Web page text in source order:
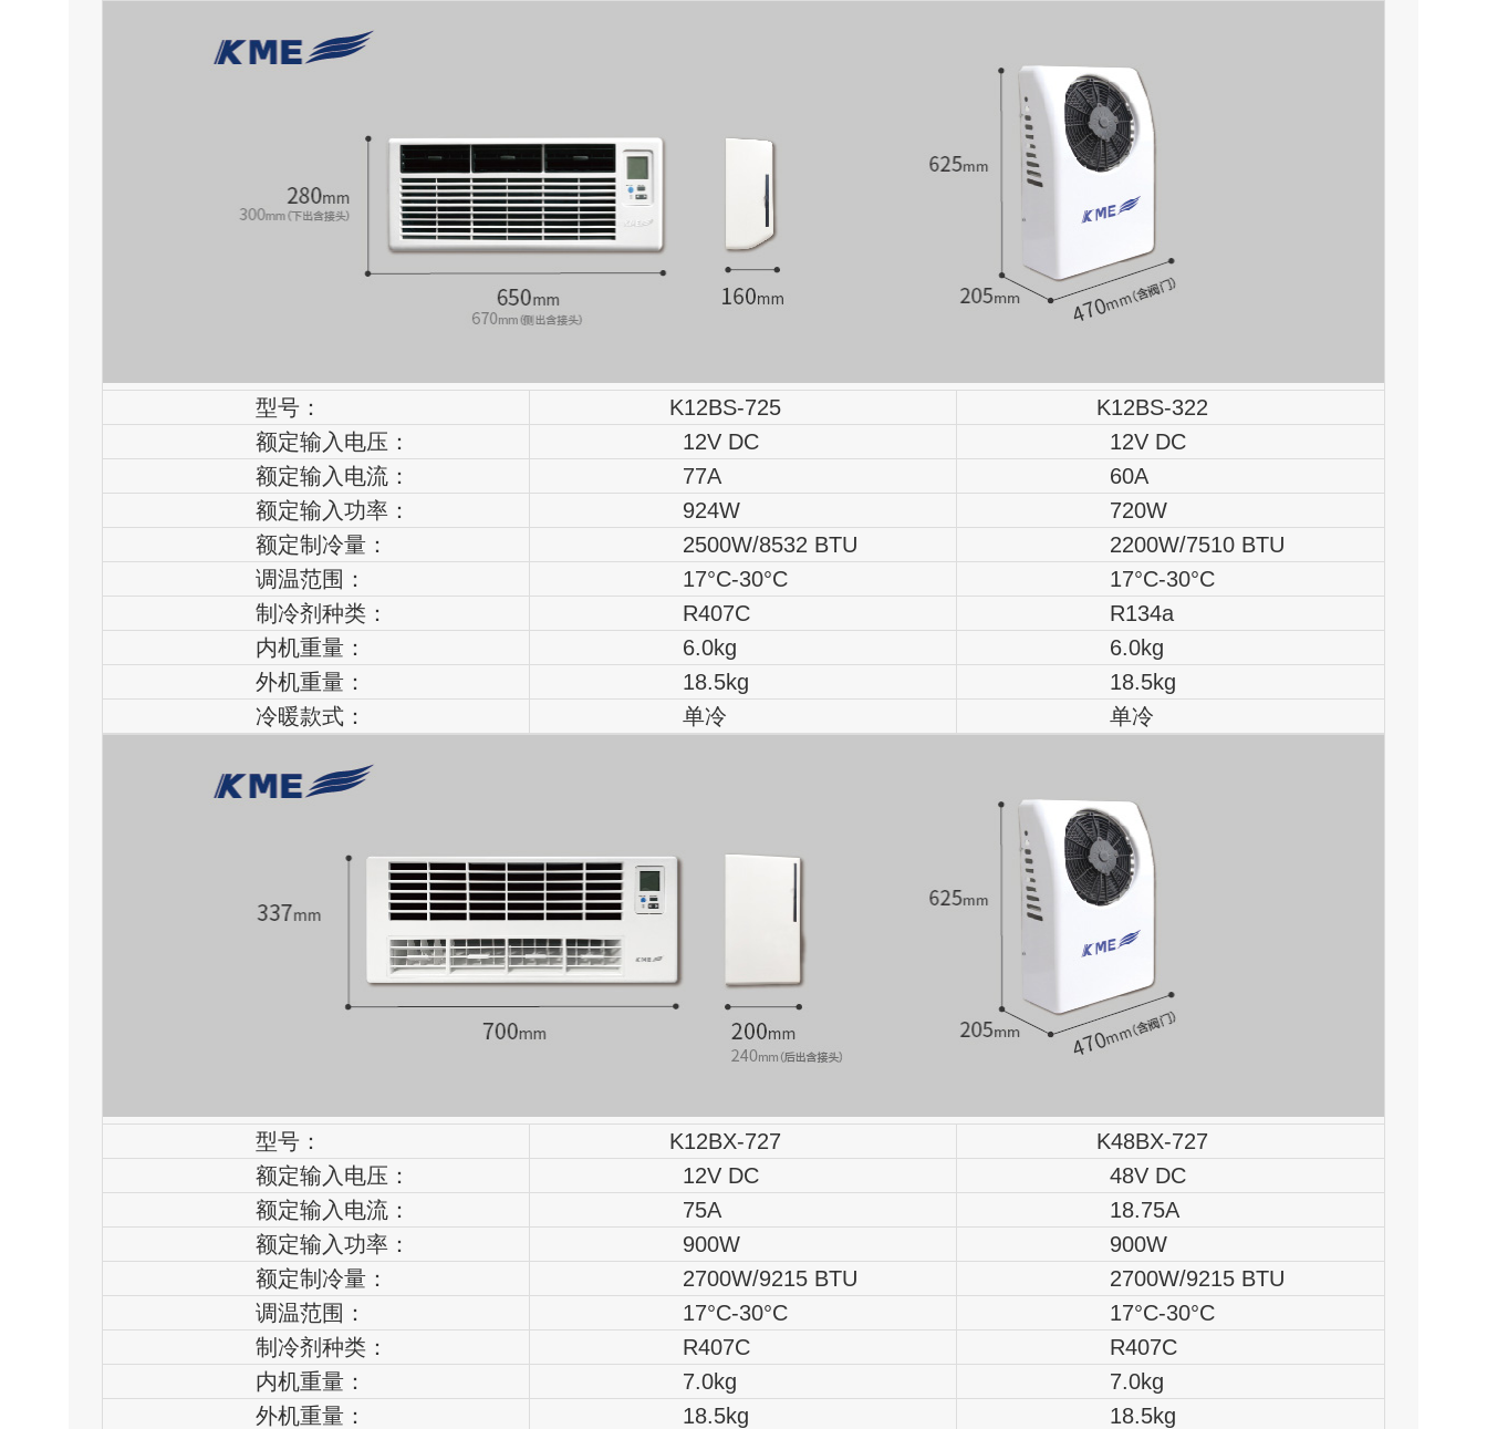
型号： K12BS-725
K12BS-322
额定输入电压：
12V DC
12V DC
额定输入电流：
77A
60A
额定输入功率：
924W
720W
额定制冷量：
2500W/8532 BTU
2200W/7510 BTU
调温范围：
17°C-30°C
17°C-30°C
制冷剂种类：
R407C
R134a
内机重量：
6.0kg
6.0kg
外机重量：
18.5kg
18.5kg
冷暖款式：
单冷 单冷
型号： K12BX-727
K48BX-727
额定输入电压：
12V DC
48V DC
额定输入电流：
75A
18.75A
额定输入功率：
900W
900W
额定制冷量：
2700W/9215 BTU
2700W/9215 BTU
调温范围：
17°C-30°C
17°C-30°C
制冷剂种类：
R407C
R407C
内机重量：
7.0kg
7.0kg
外机重量：
18.5kg
18.5kg